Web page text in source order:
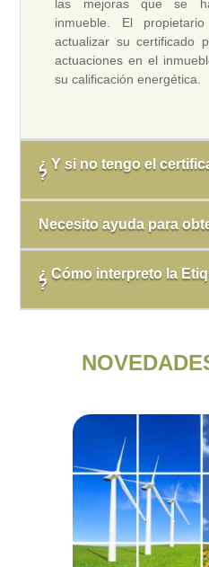
las mejoras que se
inmueble. El
actualizar su certificado
actuaciones en el
su calificación energética.
¿ Y si no tengo el
?
Necesito ayuda para
¿ Cómo interpreto la
?